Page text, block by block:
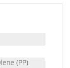
(PP)